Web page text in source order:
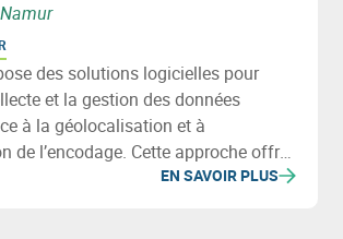
des solutions logicielles pour
et la gestion des données
à la géolocalisation et à
de l’encodage. Cette approche offre
des actifs forestiers et facilite la
EN SAVOIR PLUS